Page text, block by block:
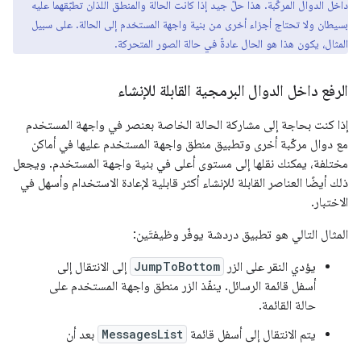
داخل الدوال المركّبة. هذا حلّ جيد إذا كانت الحالة والمنطق اللذان تطبّقهما عليه
بسيطان ولا تحتاج أجزاء أخرى من بنية واجهة المستخدم إلى الحالة. على سبيل
المثال، يكون هذا هو الحال عادةً في حالة الصور المتحركة.
الرفع داخل الدوال البرمجية القابلة للإنشاء
إذا كنت بحاجة إلى مشاركة الحالة الخاصة بعنصر في واجهة المستخدم
مع دوال مركّبة أخرى وتطبيق منطق واجهة المستخدم عليها في أماكن
مختلفة، يمكنك نقلها إلى مستوى أعلى في بنية واجهة المستخدم. ويجعل
ذلك أيضًا العناصر القابلة للإنشاء أكثر قابلية لإعادة الاستخدام وأسهل في
الاختبار.
المثال التالي هو تطبيق دردشة يوفّر وظيفتَين:
يؤدي النقر على الزر
JumpToBottom إلى الانتقال إلى
أسفل قائمة الرسائل. ينفّذ الزر منطق واجهة المستخدم على
حالة القائمة.
يتم الانتقال إلى أسفل قائمة MessagesList بعد أن